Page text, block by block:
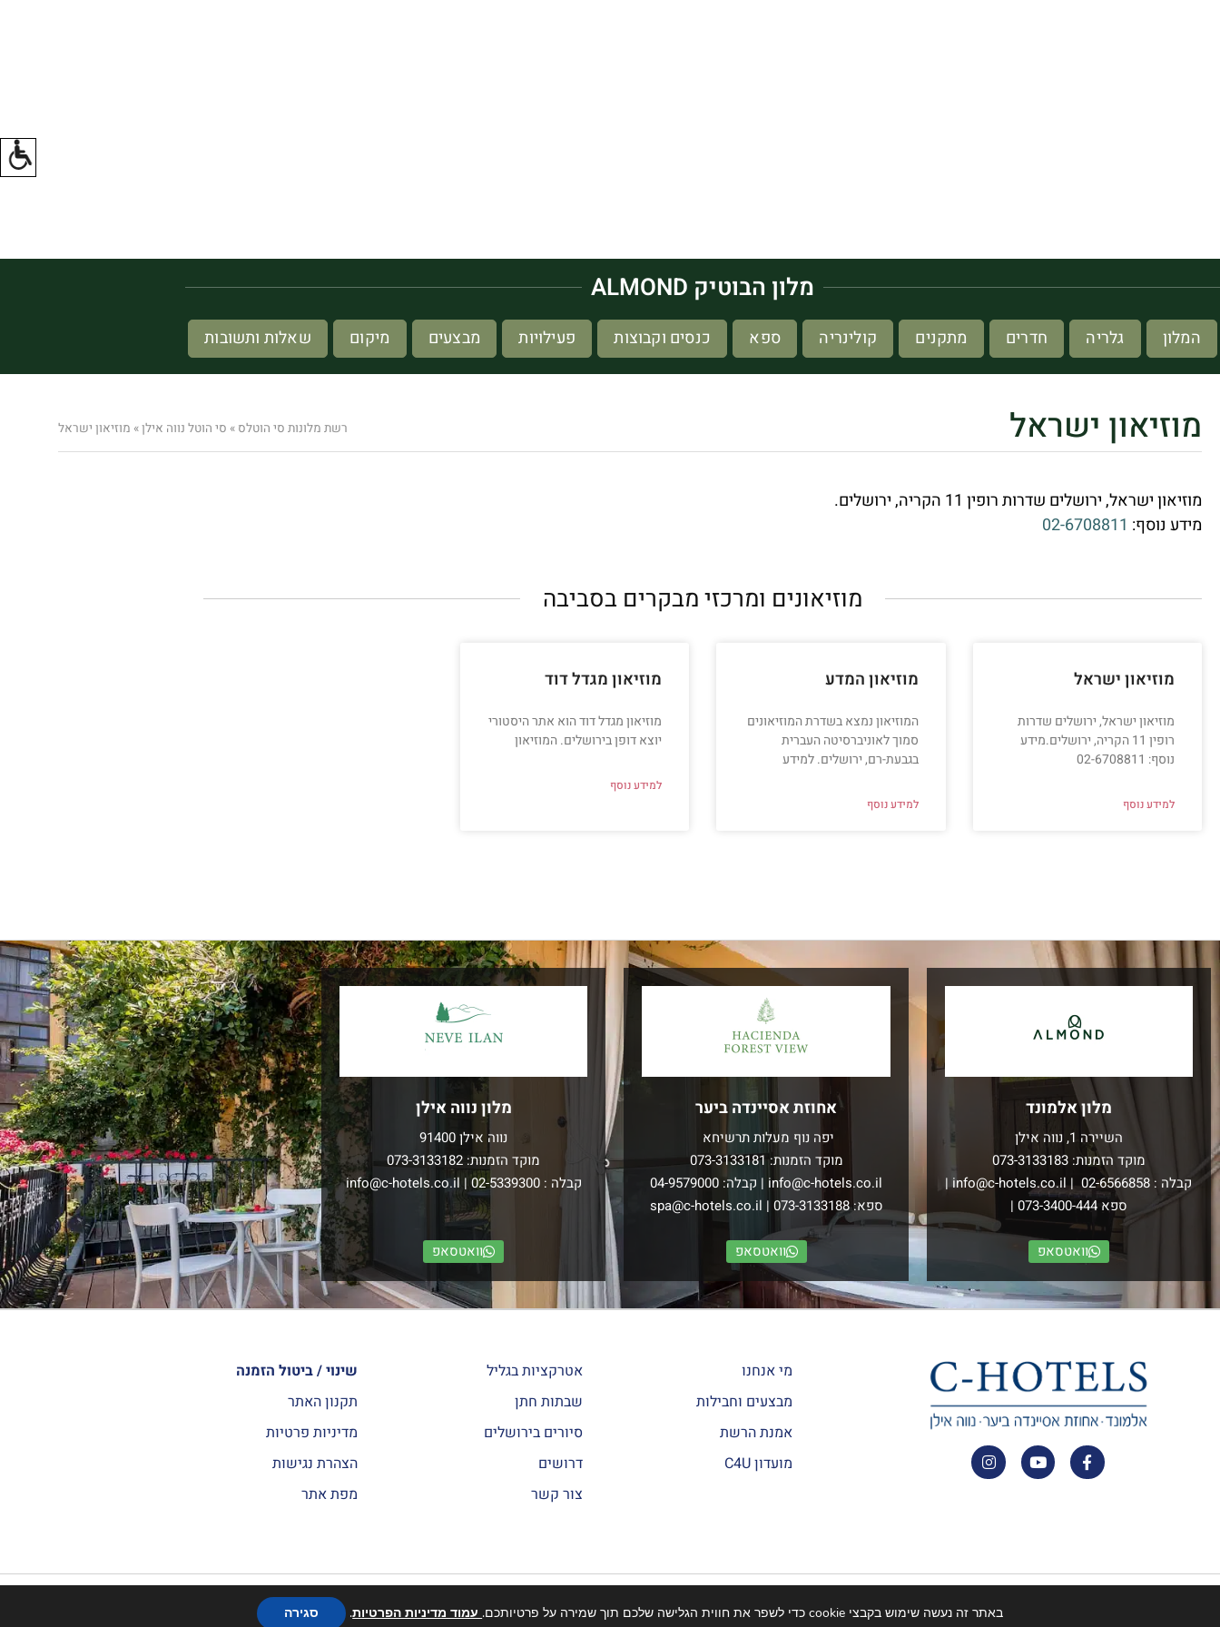
מלון הבוטיק ALMOND
המלון גלריה חדרים מתקנים קולינריה ספא כנסים וקבוצות פעילויות מבצעים מיקום שאלות ותשובות
מוזיאון ישראל רשת מלונות סי הוטלס » סי הוטל נווה אילן» מוזיאון ישראל
מוזיאון ישראל, ירושלים שדרות רופין 11 הקריה, ירושלים.
מידע נוסף: 02-6708811
מוזיאונים ומרכזי מבקרים בסביבה
מוזיאון ישראל
מוזיאון ישראל, ירושלים שדרות
רופין 11 הקריה, ירושלים.מידע
נוסף: 02-6708811
למידע נוסף
מוזיאון המדע
המוזיאון נמצא בשדרת המוזיאונים
סמוך לאוניברסיטה העברית
בגבעת-רם, ירושלים. למידע
למידע נוסף
מוזיאון מגדל דוד
מוזיאון מגדל דוד הוא אתר היסטורי
יוצא דופן בירושלים. המוזיאון
למידע נוסף
מלון אלמונד
השיירה 1, נווה אילן
מוקד הזמנות:073-3133183
קבלה : 02-6566858
|
info@c-hotels.co.il
|
ספא073-3400-444
|
וואטסאפ
אחוזת אסיינדה ביער
יפה נוף מעלות תרשיחא
מוקד הזמנות:073-3133181
info@c-hotels.co.il | קבלה: 04-9579000
ספא:073-3133188
|
spa@c-hotels.co.il
וואטסאפ
מלון נווה אילן
נווה אילן 91400
מוקד הזמנות: 073-3133182
קבלה :02-5339300
|
info@c-hotels.co.il
וואטסאפ
מי אנחנו
מבצעים וחבילות
אמנת הרשת
מועדון C4U
אטרקציות בגליל
שבתות חתן
סיורים בירושלים
דרושים
צור קשר
שינוי / ביטול הזמנה
תקנון האתר
מדיניות פרטיות
הצהרת נגישות
מפת אתר
באתר זה נעשה שימוש בקבצי cookie כדי לשפר את חווית הגלישה שלכם תוך שמירה על פרטיותכם. עמוד מדיניות הפרטיות. סגירה